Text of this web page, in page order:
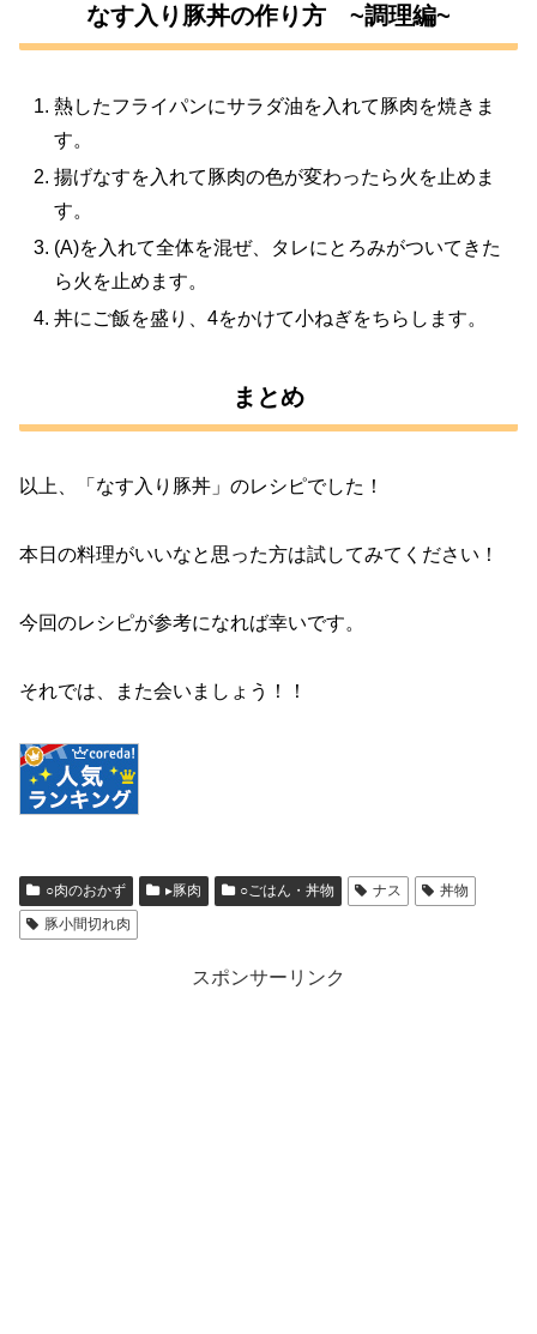
なす入り豚丼の作り方 ~調理編~
熱したフライパンにサラダ油を入れて豚肉を焼きま
す。
揚げなすを入れて豚肉の色が変わったら火を止めま
す。
(A)を入れて全体を混ぜ、タレにとろみがついてきた
ら火を止めます。
丼にご飯を盛り、4をかけて小ねぎをちらします。
まとめ
以上、「なす入り豚丼」のレシピでした！
本日の料理がいいなと思った方は試してみてください！
今回のレシピが参考になれば幸いです。
それでは、また会いましょう！！
○肉のおかず ▸豚肉 ○ごはん・丼物 ナス
丼物
豚小間切れ肉
スポンサーリンク